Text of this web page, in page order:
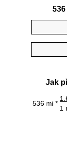
Jak
536 mi *
1